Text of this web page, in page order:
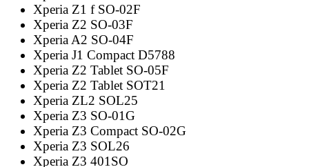
Xperia Z1 f SO-02F
Xperia Z2 SO-03F
Xperia A2 SO-04F
Xperia J1 Compact D5788
Xperia Z2 Tablet SO-05F
Xperia Z2 Tablet SOT21
Xperia ZL2 SOL25
Xperia Z3 SO-01G
Xperia Z3 Compact SO-02G
Xperia Z3 SOL26
Xperia Z3 401SO